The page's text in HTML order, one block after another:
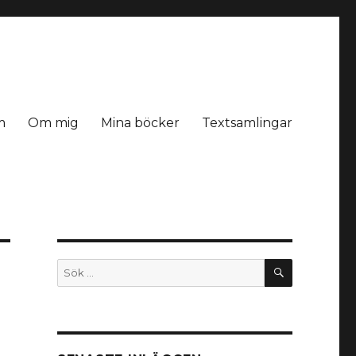
Om mig Mina böcker Textsamlingar
Sök
efter:
SÖK